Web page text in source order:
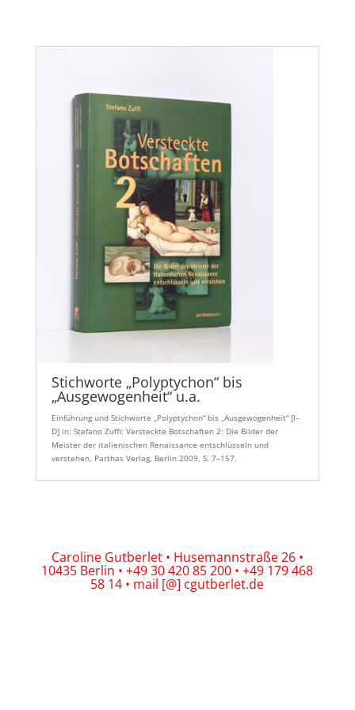
Stichworte „Polyptychon“ bis
„Ausgewogenheit“ u.a.
Einführung und Stichworte „Polyptychon“ bis „Ausgewogenheit“ [I–
D] in: Stefano Zuffi: Versteckte Botschaften 2: Die Bilder der
Meister der italienischen Renaissance entschlüsseln und
verstehen, Parthas Verlag, Berlin 2009, S. 7–157.
Caroline Gutberlet • Husemannstraße 26 •
10435 Berlin • +49 30 420 85 200 • +49 179 468
58 14 • mail [@] cgutberlet.de